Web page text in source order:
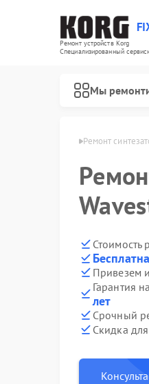
Ремонт устройств Korg
Специализированный
Мы
Ремонт
Стоимость
Привезем
Гарантия
лет
Срочный
Скидка